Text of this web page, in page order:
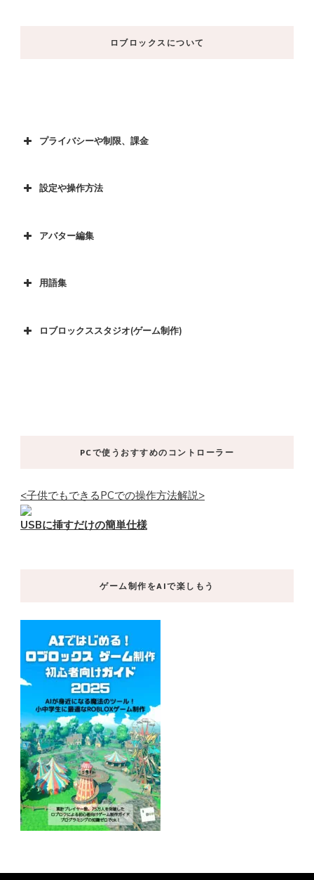
ロブロックスについて
プライバシーや制限、課金
設定や操作方法
アバター編集
用語集
ロブロックススタジオ(ゲーム制作)
PCで使うおすすめのコントローラー
<子供でもできるPCでの操作方法解説>
USBに挿すだけの簡単仕様
ゲーム制作をAIで楽しもう